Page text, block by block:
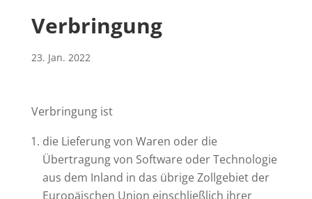
Verbringung
23. Jan. 2022
Verbringung ist
die Lieferung von Waren oder die
Übertragung von Software oder Technologie
aus dem Inland in das übrige Zollgebiet der
Europäischen Union einschließlich ihrer